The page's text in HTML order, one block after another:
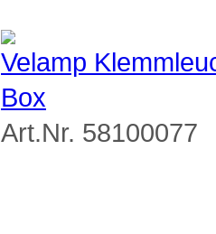
Velamp
Box
Art.Nr. 58100077